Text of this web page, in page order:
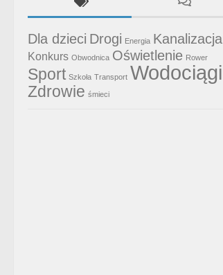
Dla dzieci Drogi Energia Kanalizacja
Konkurs Obwodnica Oświetlenie Rower
Sport Szkoła Transport Wodociągi
Zdrowie śmieci